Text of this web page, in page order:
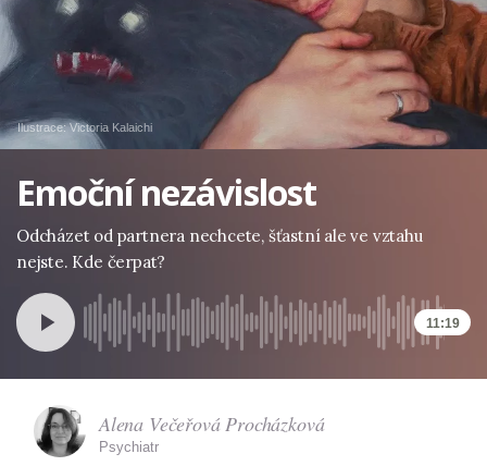
Ilustrace:Victoria Kalaichi
Emoční nezávislost
Odcházet od partnera nechcete, šťastní ale ve vztahu
nejste. Kde čerpat?
11:19
Alena Večeřová Procházková
Psychiatr